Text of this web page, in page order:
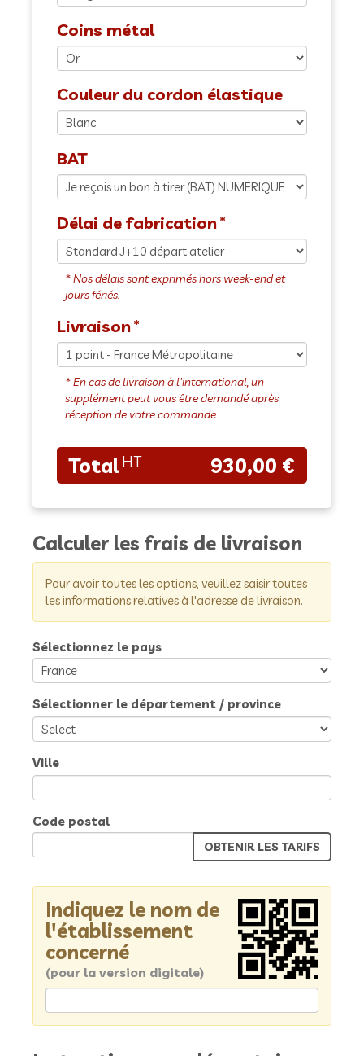
Coins métal
Couleur du cordon élastique
BAT
Délai de fabrication
Livraison
930,00 €
Calculer les frais de livraison
Pour avoir toutes les options, veuillez saisir toutes
les informations relatives à l'adresse de livraison.
Sélectionnez le pays
Sélectionner le département / province
Ville
Code postal
Indiquez le nom de
l'établissement
concerné
(pour la version digitale)